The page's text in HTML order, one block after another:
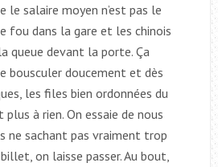
le salaire moyen n’est pas le
fou dans la gare et les chinois
queue devant la porte. Ça
bousculer doucement et dès
les files bien ordonnées du
à rien. On essaie de nous
ne sachant pas vraiment trop
on laisse passer. Au bout,